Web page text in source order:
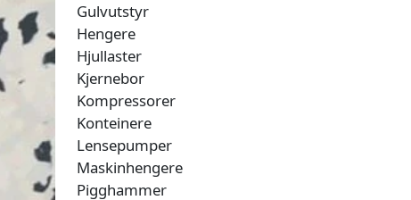
Gulvutstyr
Hengere
Hjullaster
Kjernebor
Kompressorer
Konteinere
Lensepumper
Maskinhengere
Pigghammer